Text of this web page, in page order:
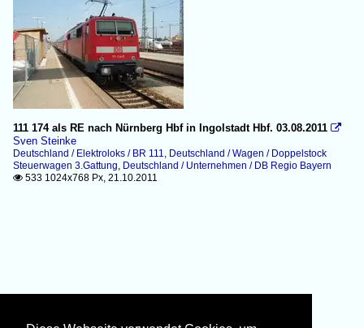
111 174 als RE nach Nürnberg Hbf in Ingolstadt Hbf. 03.08.2011 
Sven Steinke
Deutschland / Elektroloks / BR 111, Deutschland / Wagen / Doppelstock
Steuerwagen 3.Gattung, Deutschland / Unternehmen / DB Regio Bayern
 533 1024x768 Px, 21.10.2011